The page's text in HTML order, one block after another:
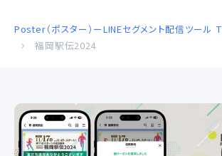
Poster（ポスター）ーLINEセグメント配信ツール
福岡駅伝2024